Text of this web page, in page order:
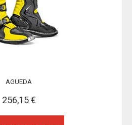
AGUEDA
256,15 €